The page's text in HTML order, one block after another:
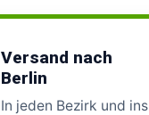
Versand nach
Berlin
In jeden Bezirk und ins